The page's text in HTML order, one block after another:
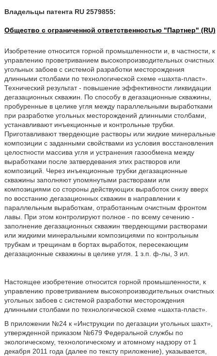
Владельцы патента RU 2579855:
Общество с ограниченной ответственностью "Партнер" (RU)
Изобретение относится горной промышленности и, в частности, к
управлению проветриванием высокопроизводительных очистных
угольных забоев с системой разработки месторождения
длинными столбами по технологической схеме «шахта-пласт».
Технический результат - повышение эффективности ликвидации
дегазационных скважин. По способу в дегазационные скважины,
пробуренные в целике угля между параллельными выработками
при разработке угольных месторождений длинными столбами,
устанавливают инъекционные и контрольные трубки.
Приготавливают твердеющие растворы или жидкие минеральные
композиции с заданными свойствами из условия восстановления
целостности массива угля и устранения газообмена между
выработками после затвердевания этих растворов или
композиций. Через инъекционные трубки дегазационные
скважины заполняют упомянутыми растворами или
композициями со стороны действующих выработок снизу вверх
по восстанию дегазационных скважин в направлении к
параллельным выработкам, отработанным очистным фронтом
лавы. При этом контролируют полное - по всему сечению -
заполнение дегазационных скважин твердеющими растворами
или жидкими минеральными композициями по контрольным
трубкам и трещинам в бортах выработок, пересекающим
дегазационные скважины в целике угля. 1 з.п. ф-лы, 3 ил.
Настоящее изобретение относится горной промышленности, к
управлению проветриванием высокопроизводительных очистных
угольных забоев с системой разработки месторождения
длинными столбами по технологической схеме «шахта-пласт».
В приложении №24 к «Инструкции по дегазации угольных шахт»,
утвержденной приказом №679 Федеральной службы по
экологическому, технологическому и атомному надзору от 1
декабря 2011 года (далее по тексту приложение), указывается,